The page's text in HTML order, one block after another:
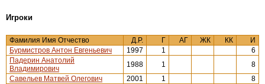
Игроки
Фамилия Имя Отчество Д.Р. Г АГ ЖК КК
И
Бурмистров Антон Евгеньевич
1997 1
6
Падерин Анатолий
Владимирович
1988 1
8
Савельев Матвей Олегович
2001 1
8